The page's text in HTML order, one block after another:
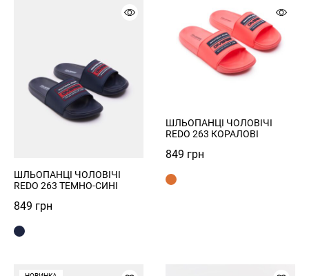
ШЛЬОПАНЦІ ЧОЛОВІЧІ
REDO 263 ТЕМНО-СИНІ
849 грн
ШЛЬОПАНЦІ ЧОЛОВІЧІ
REDO 263 КОРАЛОВІ
849 грн
Forgot Password?
Log in
Зареєструватись
ЗАБУЛИ ПАРОЛЬ?
Remember Password?
Send
ВІДНОВЛЕННЯ ПАРОЛЮ